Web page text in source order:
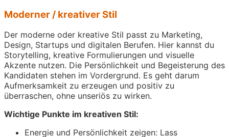
Moderner / kreativer Stil
Der moderne oder kreative Stil passt zu Marketing,
Design, Startups und digitalen Berufen. Hier kannst du
Storytelling, kreative Formulierungen und visuelle
Akzente nutzen. Die Persönlichkeit und Begeisterung des
Kandidaten stehen im Vordergrund. Es geht darum
Aufmerksamkeit zu erzeugen und positiv zu
überraschen, ohne unseriös zu wirken.
Wichtige Punkte im kreativen Stil:
Energie und Persönlichkeit zeigen: Lass